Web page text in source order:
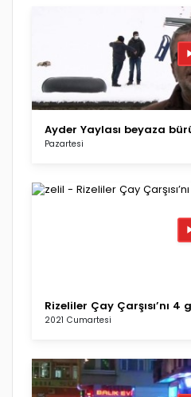
Ayder Yaylası beyaza
Pazartesi
Rizeliler Çay Çarşısı’nı 4
2021 Cumartesi